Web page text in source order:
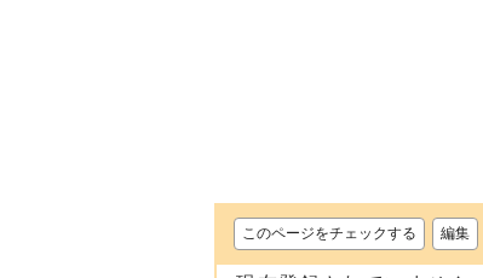
このページをチェックする 編集